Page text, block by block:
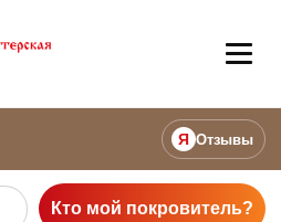
Я Отзывы
Кто мой покровитель?